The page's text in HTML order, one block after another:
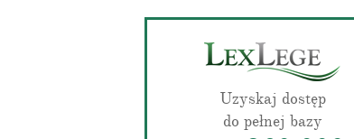
Uzyskaj dostęp
do pełnej bazy